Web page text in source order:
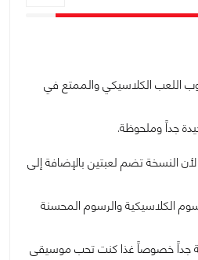
اللعب الكلاسيكي والممتع في
جداً وملحوظة.
النسخة تضم لعبتين بالإضافة إلى
الكلاسيكية والرسوم المحسنة
جداً خصوصاً غذا كنت تحب موسيقى